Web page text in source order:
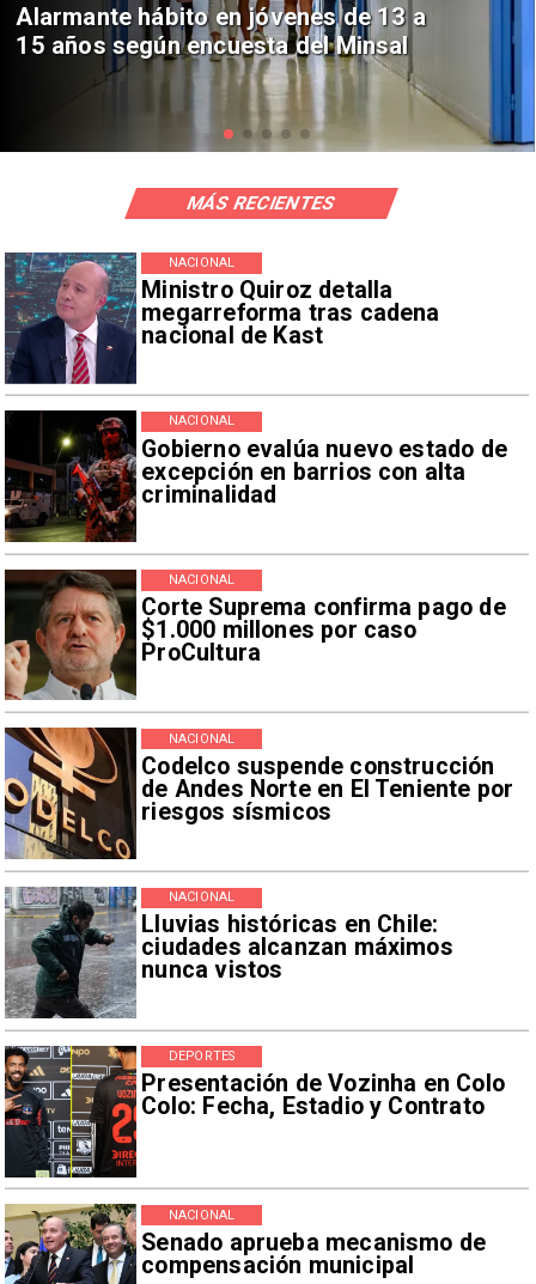
Aprueban creación del Parque
Sebastián Piñera con inversión de $4
mil millones
Ministro Quiroz detalla
megarreforma tras cadena
nacional de Kast
NACIONAL
Gobierno evalúa nuevo estado de
excepción en barrios con alta
criminalidad
NACIONAL
Corte Suprema confirma pago de
$1.000 millones por caso
ProCultura
NACIONAL
Codelco suspende construcción
de Andes Norte en El Teniente por
riesgos sísmicos
NACIONAL
Lluvias históricas en Chile:
ciudades alcanzan máximos
nunca vistos
NACIONAL
Presentación de Vozinha en Colo
Colo: Fecha, Estadio y Contrato
DEPORTES
Senado aprueba mecanismo de
compensación municipal
NACIONAL
MÁS RECIENTES